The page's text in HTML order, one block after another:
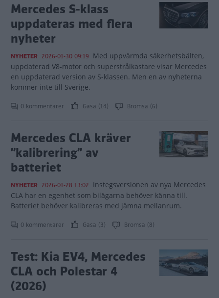
Mercedes S-klass
uppdateras med flera
nyheter
NYHETER 2026-01-30 09:19 Med uppvärmda säkerhetsbälten,
uppdaterad V8-motor och superstrålkastare visar Mercedes
en uppdaterad version av S-klassen. Men en av nyheterna
kommer inte till Sverige.
0 kommentarer Gasa (14) Bromsa (6)
Mercedes CLA kräver
”kalibrering” av
batteriet
NYHETER 2026-01-28 13:02 Instegsversionen av nya Mercedes
CLA har en egenhet som bilägarna behöver känna till.
Batteriet behöver kalibreras med jämna mellanrum.
0 kommentarer Gasa (3) Bromsa (8)
Test: Kia EV4, Mercedes
CLA och Polestar 4
(2026)